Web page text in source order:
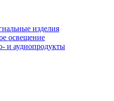
изделия
освещение
и аудиопродукты